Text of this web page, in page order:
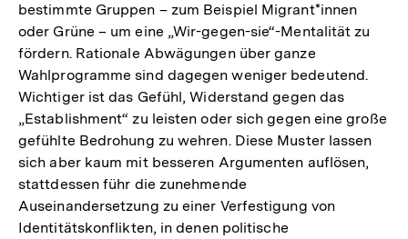
bestimmte Gruppen – zum Beispiel Migrant*innen
oder Grüne – um eine „Wir-gegen-sie“-Mentalität zu
fördern. Rationale Abwägungen über ganze
Wahlprogramme sind dagegen weniger bedeutend.
Wichtiger ist das Gefühl, Widerstand gegen das
„Establishment“ zu leisten oder sich gegen eine große
gefühlte Bedrohung zu wehren. Diese Muster lassen
sich aber kaum mit besseren Argumenten auflösen,
stattdessen führ die zunehmende
Auseinandersetzung zu einer Verfestigung von
Identitätskonflikten, in denen politische